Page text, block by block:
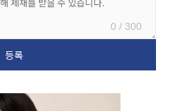
0 / 300